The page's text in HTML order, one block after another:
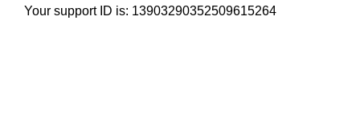
Your support ID is: 13903290352509615264